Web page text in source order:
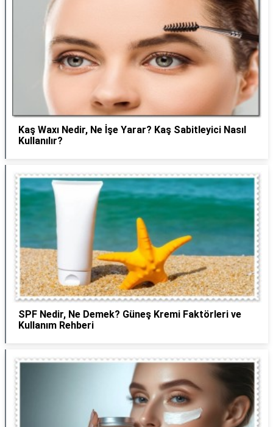
Kaş Waxı Nedir, Ne İşe Yarar? Kaş Sabitleyici Nasıl
Kullanılır?
SPF Nedir, Ne Demek? Güneş Kremi Faktörleri ve
Kullanım Rehberi